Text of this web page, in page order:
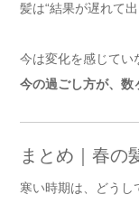
髪は“結果が遅れて出
今は変化を感じてい
今の過ごし方が、数
まとめ｜春の
寒い時期は、どうし